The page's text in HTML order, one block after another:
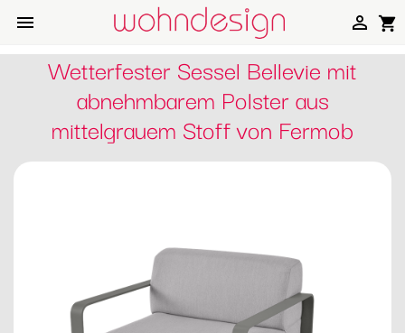
 shopping_cart

Wetterfester Sessel Bellevie mit
abnehmbarem Polster aus
mittelgrauem Stoff von Fermob